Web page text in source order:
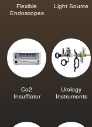
Flexible
Endoscopes
Light Source
Co2
Insufflator
Urology
Instruments